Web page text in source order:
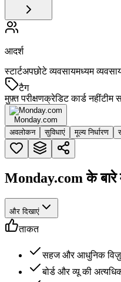
आदर्श
स्टार्टअपछोटे व्यवसायमध्यम
टैग
मुफ़्त परीक्षणक्रेडिट कार्ड नहींटीम
Monday.com
अवलोकन
सुविधाएं मूल्य निर्धारण
Monday.com के बारे
और दिखाएं
ताकत
सहज और आधुनिक
बोर्ड और व्यू की